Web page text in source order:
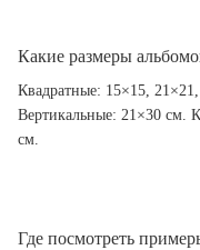
Какие размеры
Квадратные: 15×15,
Вертикальные: 21×30 см.
см.
Где посмотреть